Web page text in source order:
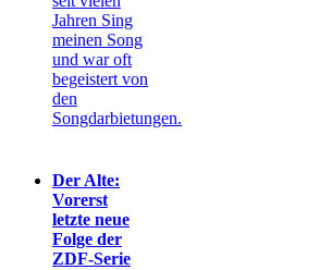
Jahren Sing
meinen Song
und war oft
begeistert von
den
Songdarbietungen.
Der Alte:
Vorerst
letzte neue
Folge der
ZDF-Serie